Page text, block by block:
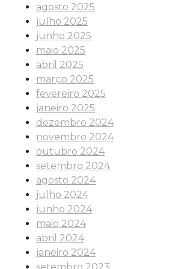
agosto 2025
julho 2025
junho 2025
maio 2025
abril 2025
março 2025
fevereiro 2025
janeiro 2025
dezembro 2024
novembro 2024
outubro 2024
setembro 2024
agosto 2024
julho 2024
junho 2024
maio 2024
abril 2024
janeiro 2024
setembro 2023